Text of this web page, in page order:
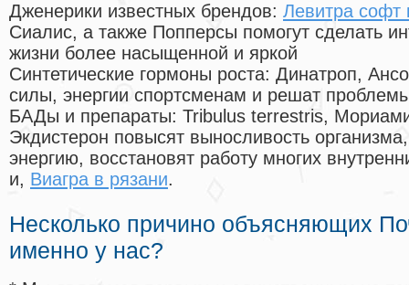
Дженерики известных брендов: Левитра софт
Сиалис, а также Попперсы помогут сделать
жизни более насыщенной и яркой
Синтетические гормоны роста: Динатроп,
силы, энергии спортсменам и решат
БАДы и препараты: Tribulus terrestris,
Экдистерон повысят выносливость
энергию, восстановят работу многих
и, Виагра в рязани.
Несколько причино объясняющих
именно у нас?